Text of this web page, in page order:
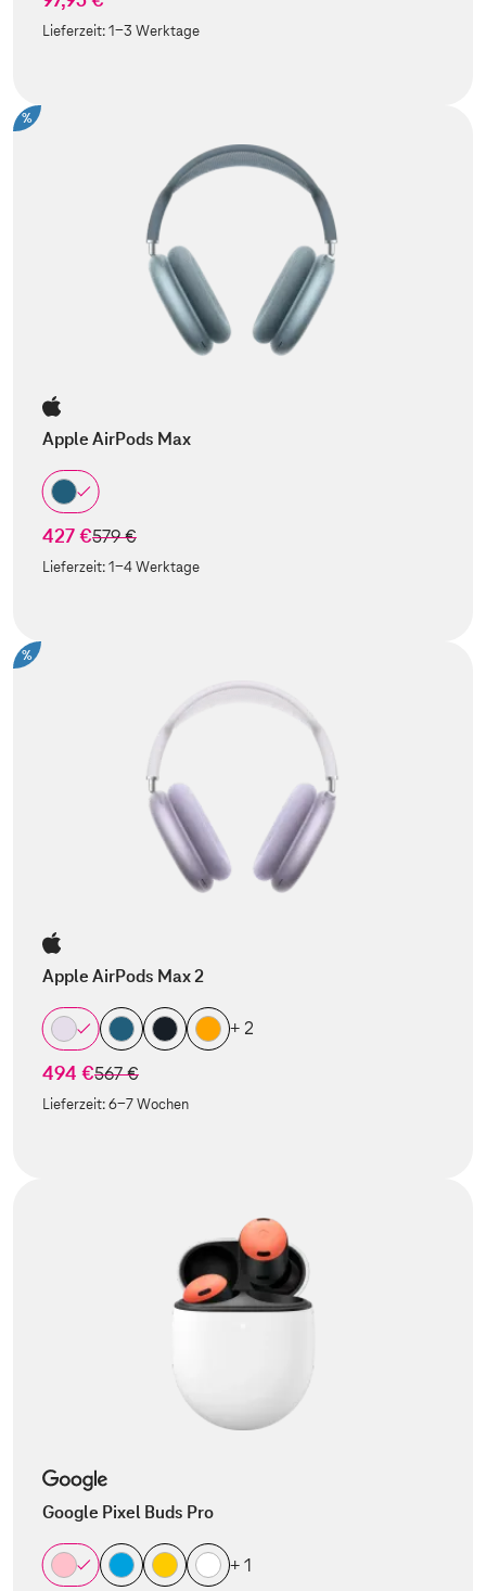
Lieferzeit:1-3 Werktage
%
Apple AirPods Max
427 €statt
579 €
Lieferzeit:1-4 Werktage
%
Apple AirPods Max 2
+ 2
494 €statt
567 €
Lieferzeit:6-7 Wochen
Google Pixel Buds Pro
+ 1